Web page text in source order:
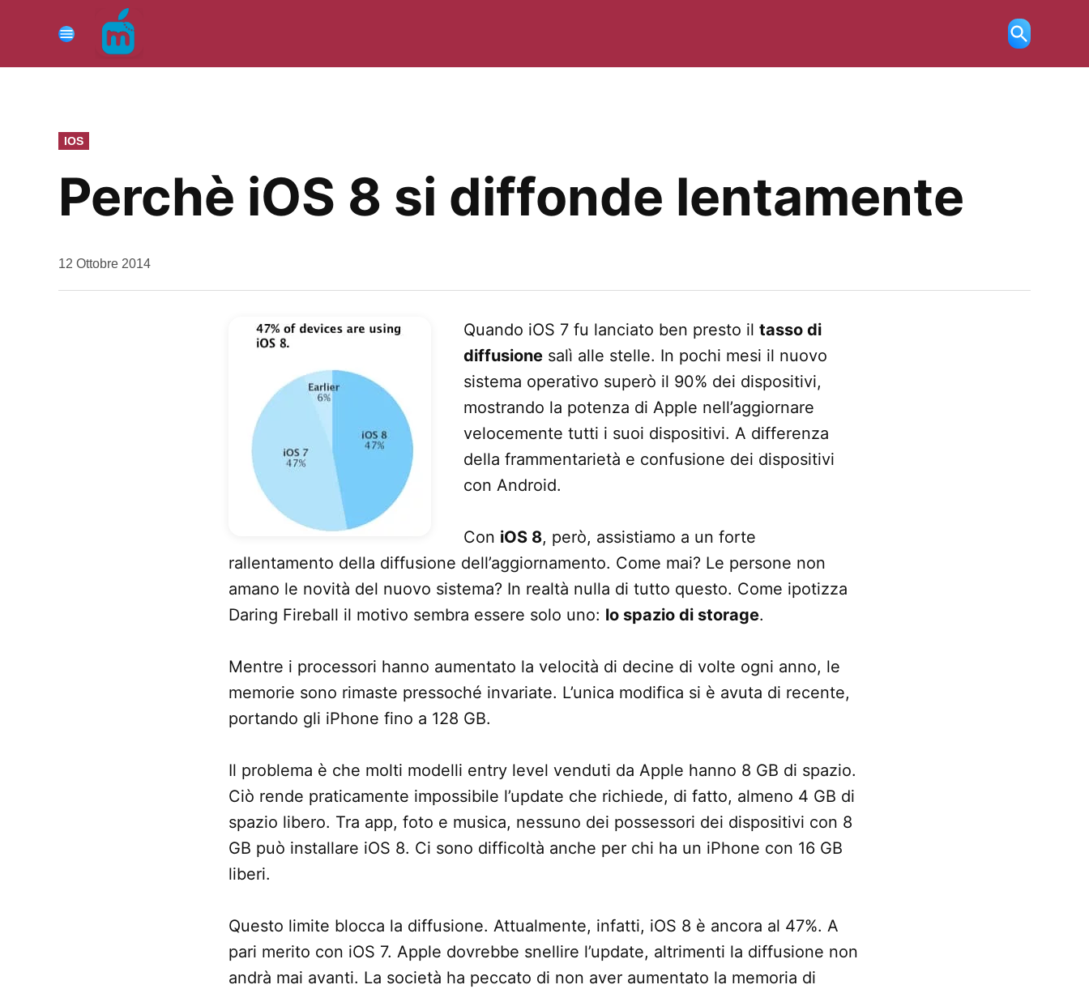
contenuto
Menu
Ricerca
aperta
PUBBLICATO
IN
IOS
Perchè iOS 8 si diffonde lentamente
da
12 Ottobre 2014
Quando iOS 7 fu lanciato ben presto il tasso di
diffusione salì alle stelle. In pochi mesi il nuovo
sistema operativo superò il 90% dei dispositivi,
mostrando la potenza di Apple nell’aggiornare
velocemente tutti i suoi dispositivi. A differenza
della frammentarietà e confusione dei dispositivi
con Android.
Con iOS 8, però, assistiamo a un forte
rallentamento della diffusione dell’aggiornamento. Come mai? Le persone non
amano le novità del nuovo sistema? In realtà nulla di tutto questo. Come ipotizza
Daring Fireball il motivo sembra essere solo uno: lo spazio di storage.
Mentre i processori hanno aumentato la velocità di decine di volte ogni anno, le
memorie sono rimaste pressoché invariate. L’unica modifica si è avuta di recente,
portando gli iPhone fino a 128 GB.
Il problema è che molti modelli entry level venduti da Apple hanno 8 GB di spazio.
Ciò rende praticamente impossibile l’update che richiede, di fatto, almeno 4 GB di
spazio libero. Tra app, foto e musica, nessuno dei possessori dei dispositivi con 8
GB può installare iOS 8. Ci sono difficoltà anche per chi ha un iPhone con 16 GB
liberi.
Questo limite blocca la diffusione. Attualmente, infatti, iOS 8 è ancora al 47%. A
pari merito con iOS 7. Apple dovrebbe snellire l’update, altrimenti la diffusione non
andrà mai avanti. La società ha peccato di non aver aumentato la memoria di